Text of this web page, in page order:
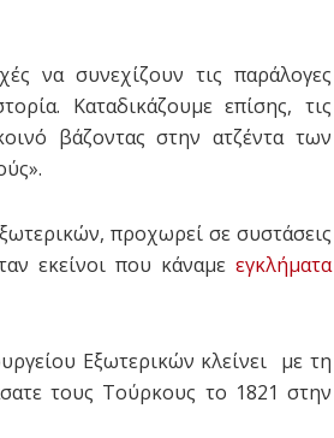
να συνεχίζουν τις παράλογες
Καταδικάζουμε επίσης, τις
βάζοντας στην ατζέντα των
προχωρεί σε συστάσεις
εκείνοι που κάναμεεγκλήματα
Εξωτερικών κλείνει με τη
τους Τούρκους το 1821 στην